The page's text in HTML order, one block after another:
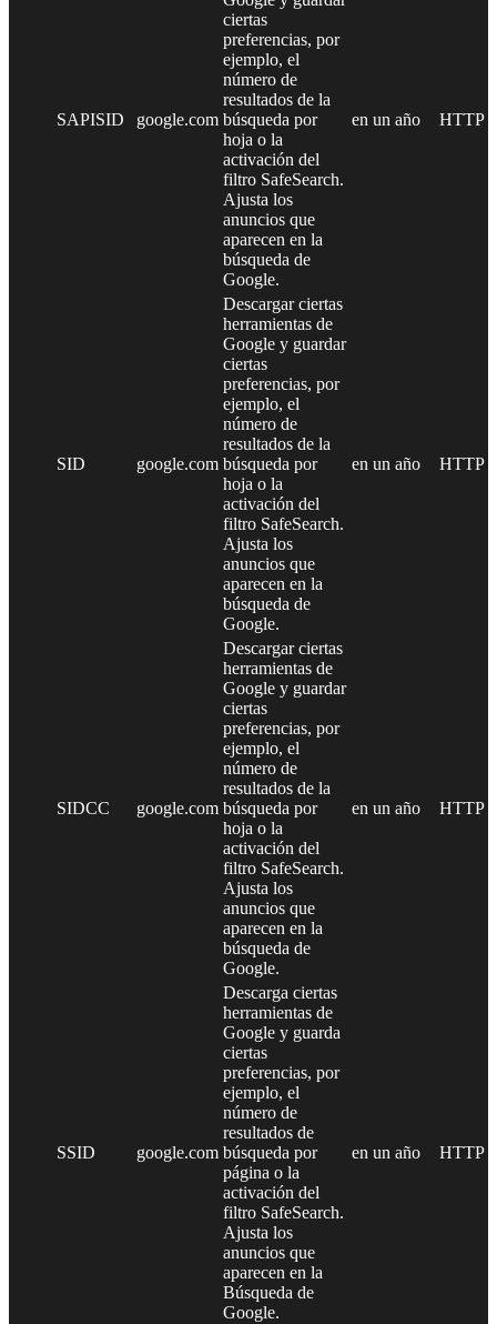
SAPISID google.com
ciertas
preferencias, por
ejemplo, el
número de
resultados de la
búsqueda por
hoja o la
activación del
filtro SafeSearch.
Ajusta los
anuncios que
aparecen en la
búsqueda de
Google.
en un año HTTP
SID google.com
Descargar ciertas
herramientas de
Google y guardar
ciertas
preferencias, por
ejemplo, el
número de
resultados de la
búsqueda por
hoja o la
activación del
filtro SafeSearch.
Ajusta los
anuncios que
aparecen en la
búsqueda de
Google.
en un año HTTP
SIDCC google.com
Descargar ciertas
herramientas de
Google y guardar
ciertas
preferencias, por
ejemplo, el
número de
resultados de la
búsqueda por
hoja o la
activación del
filtro SafeSearch.
Ajusta los
anuncios que
aparecen en la
búsqueda de
Google.
en un año HTTP
SSID google.com
Descarga ciertas
herramientas de
Google y guarda
ciertas
preferencias, por
ejemplo, el
número de
resultados de
búsqueda por
página o la
activación del
filtro SafeSearch.
Ajusta los
anuncios que
aparecen en la
Búsqueda de
Google.
en un año HTTP